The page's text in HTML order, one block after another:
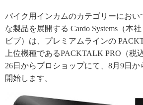
バイク用インカムのカテゴリーにおい
な製品を展開する Cardo Systems（本
ビブ）は、プレミアムラインの
上位機種であるPACKTALK PRO（税
26日からプロショップにて、8月9日
開始します。